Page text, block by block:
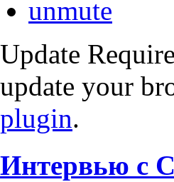
unmute
Update
update your
plugin.
Интервью с